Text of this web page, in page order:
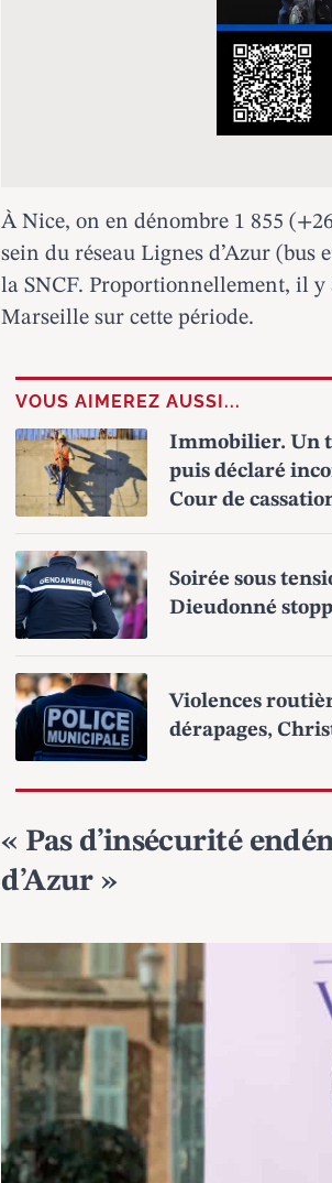
À Nice, on en dénombre 1 855
sein du réseau Lignes d’Azur (bus
la SNCF. Proportionnellement, il y
Marseille sur cette période.
VOUS AIMEREZ AUSSI...
Immobilier. Un
puis déclaré
Cour de
Soirée sous
Dieudonné
Violences
dérapages,
« Pas d’insécurité
d’Azur »